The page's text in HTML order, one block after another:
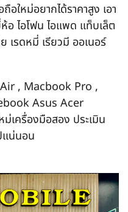
ใหม่อยากได้ราคาสูง เอา
อ ไอโฟน ไอแพด แท็บเล็ต
เรดหมี่ เรียวมี ออเนอร์
, Macbook Pro ,
Asus Acer
เครื่องมือสอง ประเมิน
แน่นอน